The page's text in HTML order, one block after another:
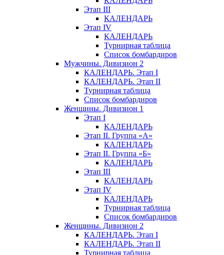
Этап III
КАЛЕНДАРЬ
Этап IV
КАЛЕНДАРЬ
Турнирная таблица
Список бомбардиров
Мужчины. Дивизион 2
КАЛЕНДАРЬ. Этап I
КАЛЕНДАРЬ. Этап II
Турнирная таблица
Список бомбардиров
Женщины. Дивизион 1
Этап I
КАЛЕНДАРЬ
Этап II. Группа «А»
КАЛЕНДАРЬ
Этап II. Группа «Б»
КАЛЕНДАРЬ
Этап III
КАЛЕНДАРЬ
Этап IV
КАЛЕНДАРЬ
Турнирная таблица
Список бомбардиров
Женщины. Дивизион 2
КАЛЕНДАРЬ. Этап I
КАЛЕНДАРЬ. Этап II
Турнирная таблица